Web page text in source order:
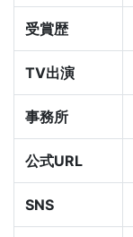
受賞歴
TV出演
事務所
公式URL
SNS